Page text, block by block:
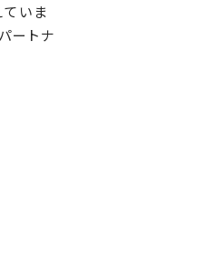
いま
ートナ